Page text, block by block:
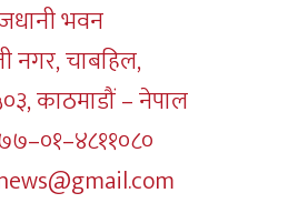
भवन
नगर, चाबहिल,
काठमाडौं – नेपाल